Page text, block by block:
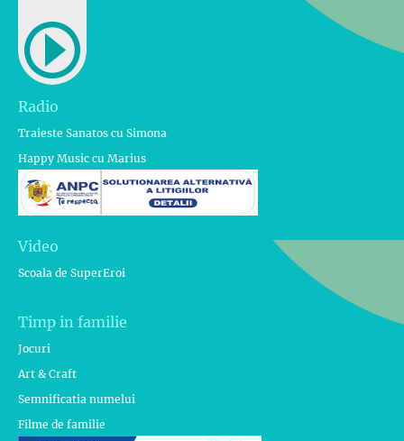
Radio
Traieste Sanatos cu Simona
Happy Music cu Marius
Video
Scoala de SuperEroi
Timp in familie
Jocuri
Art & Craft
Semnificatia numelui
Filme de familie